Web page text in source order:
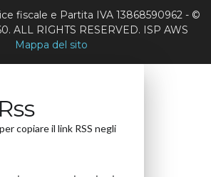
fiscale e Partita IVA 13868590962 - ©
ALL RIGHTS RESERVED. ISP AWS
Mappa del sito
copiare il link RSS negli